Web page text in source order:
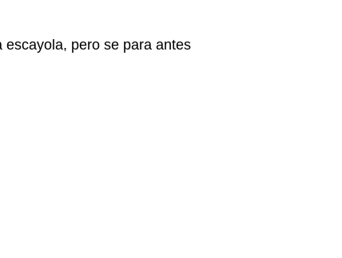
pero se para antes